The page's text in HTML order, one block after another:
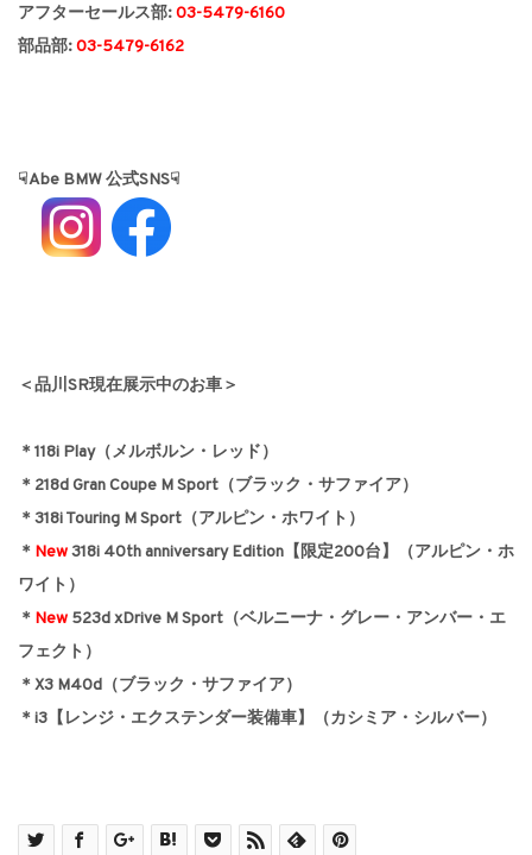
アフターセールス部:03-5479-6160
部品部:03-5479-6162
☟Abe BMW 公式SNS☟
＜品川SR現在展示中のお車＞
＊118i Play（メルボルン・レッド）
＊218d Gran Coupe M Sport（ブラック・サファイア）
＊318i Touring M Sport（アルピン・ホワイト）
＊ New318i 40th anniversary Edition【限定200台】（アルピン・ホ
ワイト）
＊ New 523d xDrive M Sport（ベルニーナ・グレー・アンバー・エ
フェクト）
＊X3 M40d（ブラック・サファイア）
＊i3【レンジ・エクステンダー装備車】（カシミア・シルバー）